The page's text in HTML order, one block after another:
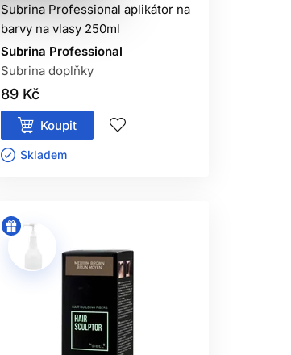
Subrina Professional aplikátor na
barvy na vlasy 250ml
Subrina Professional
Subrina doplňky
89 Kč
Koupit
Skladem ㅤ